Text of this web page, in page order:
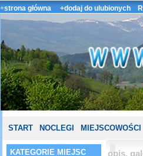
+strona główna +dodaj do ulubionych
START NOCLEGI MIEJSCOWOŚCI
KATEGORIE MIEJSC opis,